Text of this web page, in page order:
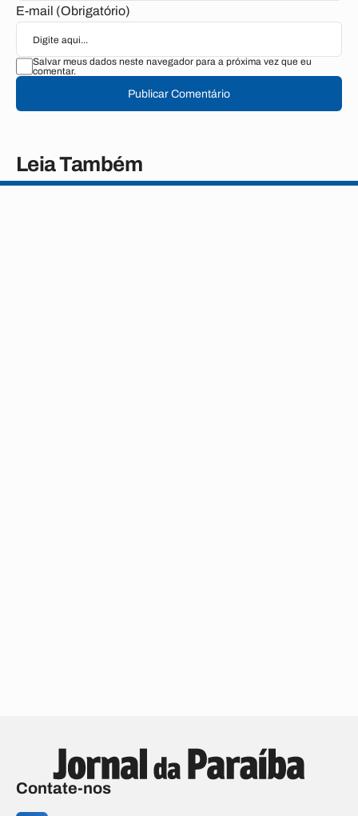
E-mail (Obrigatório)
Salvar meus dados neste navegador para a próxima vez que eu
comentar.
Publicar Comentário
Leia Também
Contate-nos